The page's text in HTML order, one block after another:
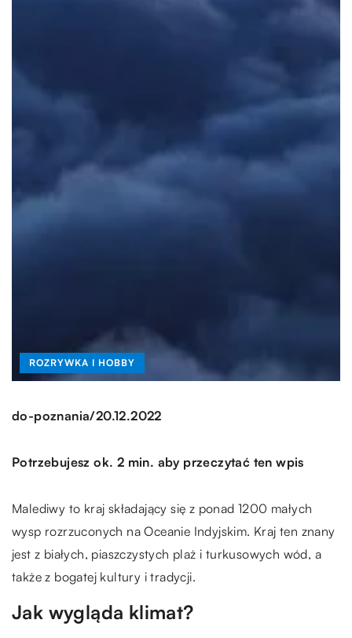
ROZRYWKA I HOBBY
do-poznania/20.12.2022
Potrzebujesz ok. 2 min. aby przeczytać ten wpis
Malediwy to kraj składający się z ponad 1200 małych
wysp rozrzuconych na Oceanie Indyjskim. Kraj ten znany
jest z białych, piaszczystych plaż i turkusowych wód, a
także z bogatej kultury i tradycji.
Jak wygląda klimat?